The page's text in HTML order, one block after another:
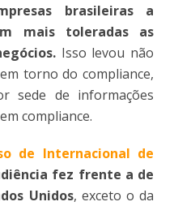
brasileiras a
mais toleradas as
Isso levou não
torno do compliance,
sede de informações
compliance.
de Internacional de
fez frente a de
Unidos, exceto o da